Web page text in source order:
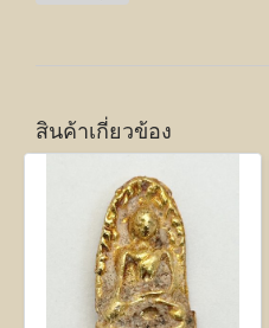
สินค้าเกี่ยวข้อง